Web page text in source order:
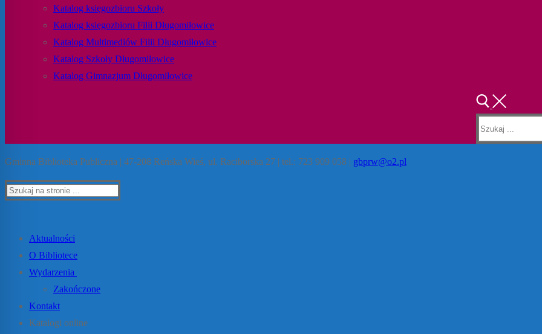
Katalog księgozbioru Szkoły
Katalog księgozbioru Filii Długomiłowice
Katalog Multimediów Filii Długomiłowice
Katalog Szkoły Długomiłowice
Katalog Gimnazjum Długomiłowice
Gminna Biblioteka Publiczna | 47-208 Reńska Wieś, ul. Raciborska 27 | tel.: 723 909 058 | gbprw@o2.pl
Aktualności
O Bibliotece
Wydarzenia
Zakończone
Kontakt
Katalogi online